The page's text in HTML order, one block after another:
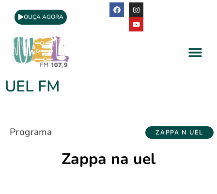
OUÇA AGORA
UEL FM
Programa ZAPPA N UEL
Zappa na uel